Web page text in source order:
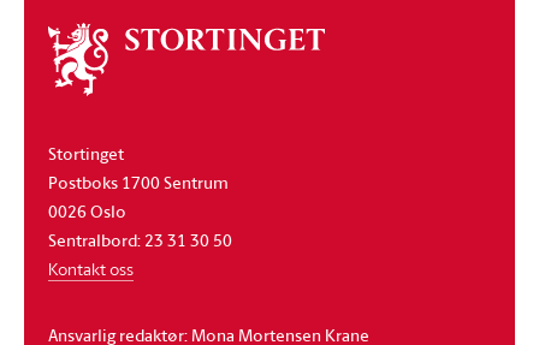
Om
stortinget
Stortinget
Postboks 1700 Sentrum
0026 Oslo
Sentralbord: 23 31 30 50
Kontakt oss
Ansvarlig redaktør: Mona Mortensen Krane